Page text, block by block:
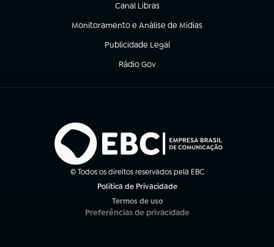
Canal Libras
(abre em nova aba)
Monitoramento e Análise de Mídias
(abre em nova aba)
Publicidade Legal
(abre em nova aba)
Rádio Gov
(abre em nova aba)
© Todos os direitos reservados pela EBC
Política de Privacidade
Termos de uso
(abre em nova aba)
Preferências de privacidade